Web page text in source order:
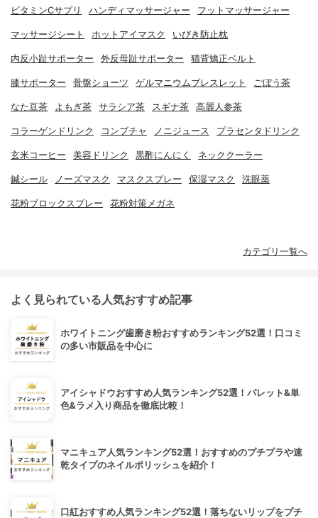
ビタミンCサプリ ハンディマッサージャー フットマッサージャー
マッサージシート ホットアイマスク いびき防止枕
内反小趾サポーター 外反母趾サポーター 猫背矯正ベルト
膝サポーター 骨盤ショーツ ゲルマニウムブレスレット ごぼう茶
なた豆茶 よもぎ茶 サラシア茶 スギナ茶 高麗人参茶
コラーゲンドリンク コンブチャ ノニジュース プラセンタドリンク
玄米コーヒー 美容ドリンク 黒酢にんにく ネッククーラー
鍼シール ノーズマスク マスクスプレー 保湿マスク 洗眼薬
花粉ブロックスプレー 花粉対策メガネ
カテゴリ一覧へ
よく見られている人気おすすめ記事
ホワイトニング歯磨き粉おすすめランキング52選！口コミ
の多い市販品を中心に
アイシャドウおすすめ人気ランキング52選！パレット&単
色&ラメ入り商品を徹底比較！
マニキュア人気ランキング52選！おすすめのプチプラや速
乾タイプのネイルポリッシュを紹介！
口紅おすすめ人気ランキング52選！落ちないリップをプチ